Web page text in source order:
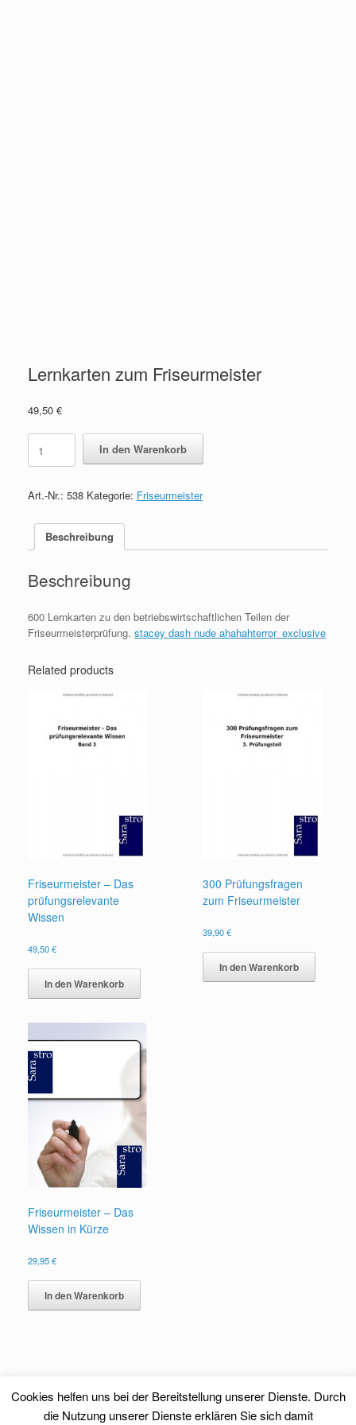
Lernkarten zum Friseurmeister
49,50 €
Lernkarten
zum
Friseurmeister
In den Warenkorb
Art.-Nr.: 538 Kategorie: Friseurmeister
Beschreibung
Beschreibung
600 Lernkarten zu den betriebswirtschaftlichen Teilen der
Friseurmeisterprüfung. stacey dash nude ahahahterror_exclusive
Related products
Friseurmeister – Das
prüfungsrelevante
Wissen
49,50€
In den Warenkorb
300 Prüfungsfragen
zum Friseurmeister
39,90€
In den Warenkorb
Friseurmeister – Das
Wissen in Kürze
29,95€
In den Warenkorb
Cookies helfen uns bei der Bereitstellung unserer Dienste. Durch
die Nutzung unserer Dienste erklären Sie sich damit